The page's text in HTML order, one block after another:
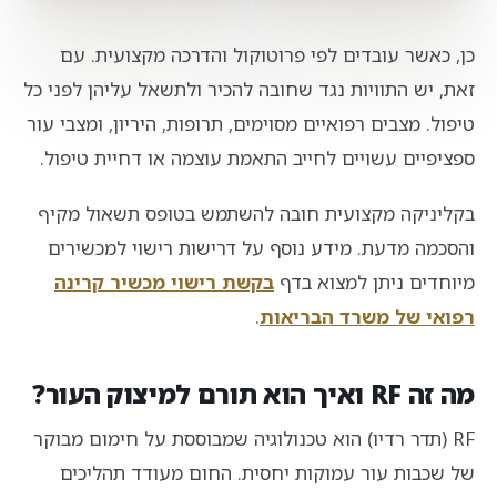
כן, כאשר עובדים לפי פרוטוקול והדרכה מקצועית. עם
זאת, יש התוויות נגד שחובה להכיר ולתשאל עליהן לפני כל
טיפול. מצבים רפואיים מסוימים, תרופות, היריון, ומצבי עור
ספציפיים עשויים לחייב התאמת עוצמה או דחיית טיפול.
בקליניקה מקצועית חובה להשתמש בטופס תשאול מקיף
והסכמה מדעת. מידע נוסף על דרישות רישוי למכשירים
מיוחדים ניתן למצוא בדף בקשת רישוי מכשיר קרינה
רפואי של משרד הבריאות.
מה זה RF ואיך הוא תורם למיצוק העור?
RF (תדר רדיו) הוא טכנולוגיה שמבוססת על חימום מבוקר
של שכבות עור עמוקות יחסית. החום מעודד תהליכים